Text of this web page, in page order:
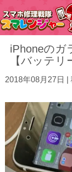
iPhoneのガ
【バッテリ
2018年08月27日